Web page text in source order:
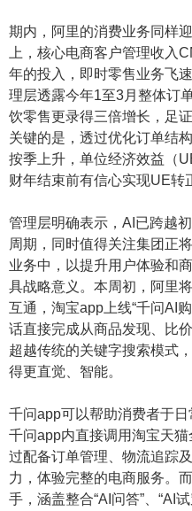
期内，阿里的消费业务同样
上，核心电商客户管理收入
年的投入，即时零售业务飞
理层透露今年1至3月整体订
饮零售更录得三倍增长，足
关键的是，透过优化订单结
按季上升，单位经济效益（
财年结束前有信心实现UE转
管理层明确表示，AI已跨越
周期，同时值得关注集团正
业务中，以提升用户体验和
具战略意义。本周初，阿里
互通，淘宝app上线“千问AI
话直接完成从商品发现、比
超越传统的关键字搜索模式
得更直觉、智能。
千问app可以帮助消费者于
千问app内直接调用淘宝天
过配备订单管理、物流追踪
力，体验完整的电商服务。
手，涵盖整合“AI问答”、“AI